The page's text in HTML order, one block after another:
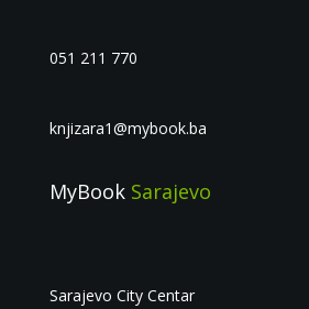
051 211 770
knjizara1@mybook.ba
MyBook Sarajevo
Sarajevo City Centar